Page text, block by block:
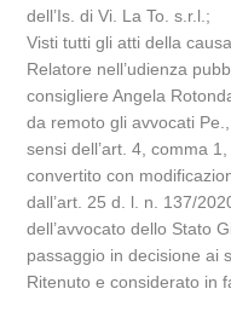
dell’Is. di Vi. La To. s.r.l.;
Visti tutti gli atti della
Relatore nell’udienza
consigliere Angela
da remoto gli avvocati
sensi dell’art. 4, comma
convertito con
dall’art. 25 d. l. n. 137/
dell’avvocato dello Stato
passaggio in decisione ai
Ritenuto e considerato in